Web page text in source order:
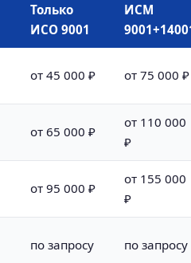
Только
ИСО 9001
ИСМ
от 45 000 ₽ от 75 000 ₽
от 65 000 ₽
от 110 000
₽
от 95 000 ₽
от 155 000
₽
по запросу по запросу